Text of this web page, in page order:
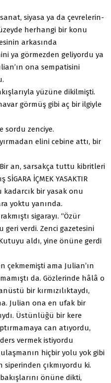
siyasa ya da çevrelerin-
herhangi bir konu
arkasında
ya görmezden geliyordu ya
ona sempatisini
yüzüne dikilmişti.
görmüş gibi aç bir ilgiyle
sordu zenciye.
elini cebine attı, bir
Bir an, sarsakça tuttu kibritleri
İÇMEK YASAKTIR
kadarcık bir yasak onu
yoktu yanında.
sigarayı. “Özür
verdi. Zenci gazetesini
aldı, yine önüne gerdi
ama Julian’ın
da. Gözlerinde hâlâ o
bir kırmızılıktaydı,
Julian ona en ufak bir
Üstünlüğü bir kere
can atıyordu,
vermek istiyordu
hiçbir yolu yok gibi
çıkmıyordu ki.
önüne dikti,